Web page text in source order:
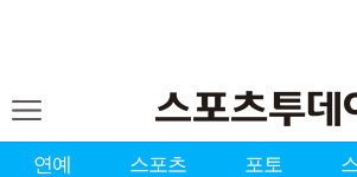
연예 스포츠 포토